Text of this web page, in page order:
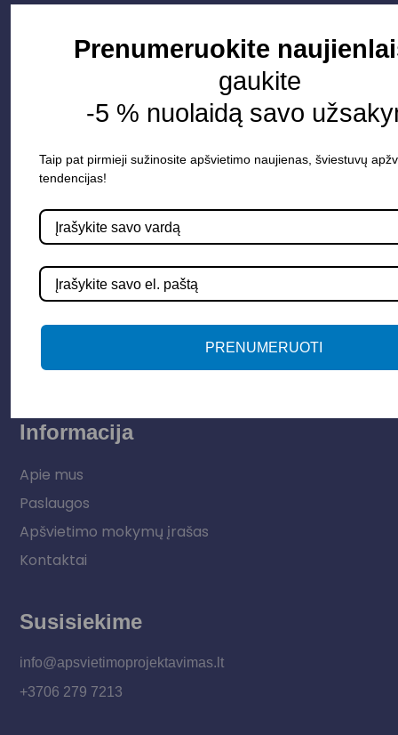
Parduotuvė
Elektros instaliacija
Vidaus apšvietimas
Informacija
Apie mus
Paslaugos
Apšvietimo mokymų įrašas
Kontaktai
Susisiekime
info@apsvietimoprojektavimas.lt
+3706 279 7213
Prenumeruokite
gaukite
-5 % nuolaidą savo
Taip pat pirmieji sužinosite apšvietimo naujienas, šviestuvų
tendencijas!
PRENUMERUOTI